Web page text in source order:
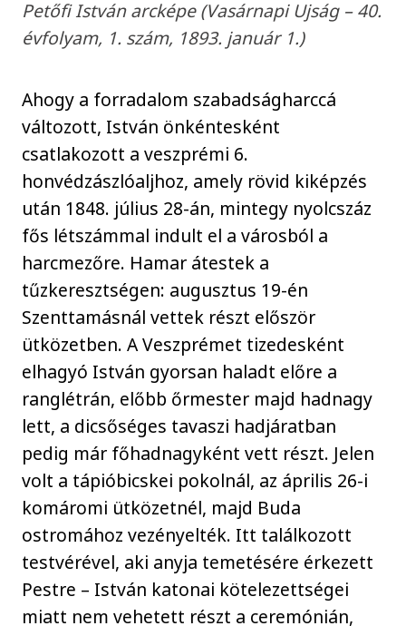
Petőfi István arcképe (Vasárnapi Ujság – 40.
évfolyam, 1. szám, 1893. január 1.)
Ahogy a forradalom szabadságharccá
változott, István önkéntesként
csatlakozott a veszprémi 6.
honvédzászlóaljhoz, amely rövid kiképzés
után 1848. július 28-án, mintegy nyolcszáz
fős létszámmal indult el a városból a
harcmezőre. Hamar átestek a
tűzkeresztségen: augusztus 19-én
Szenttamásnál vettek részt először
ütközetben. A Veszprémet tizedesként
elhagyó István gyorsan haladt előre a
ranglétrán, előbb őrmester majd hadnagy
lett, a dicsőséges tavaszi hadjáratban
pedig már főhadnagyként vett részt. Jelen
volt a tápióbicskei pokolnál, az április 26-i
komáromi ütközetnél, majd Buda
ostromához vezényelték. Itt találkozott
testvérével, aki anyja temetésére érkezett
Pestre – István katonai kötelezettségei
miatt nem vehetett részt a ceremónián,